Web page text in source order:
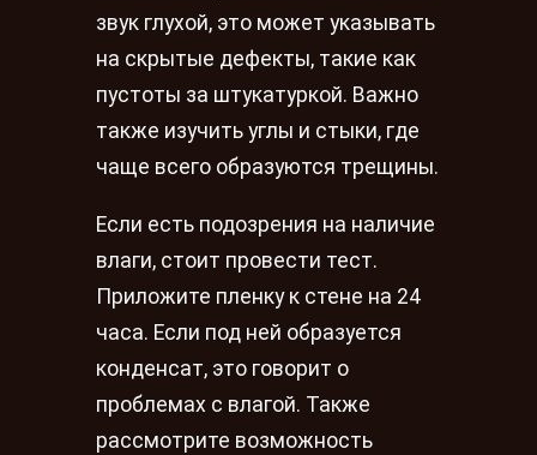
звук глухой, это может указывать
на скрытые дефекты, такие как
пустоты за штукатуркой. Важно
также изучить углы и стыки, где
чаще всего образуются трещины.
Если есть подозрения на наличие
влаги, стоит провести тест.
Приложите пленку к стене на 24
часа. Если под ней образуется
конденсат, это говорит о
проблемах с влагой. Также
рассмотрите возможность